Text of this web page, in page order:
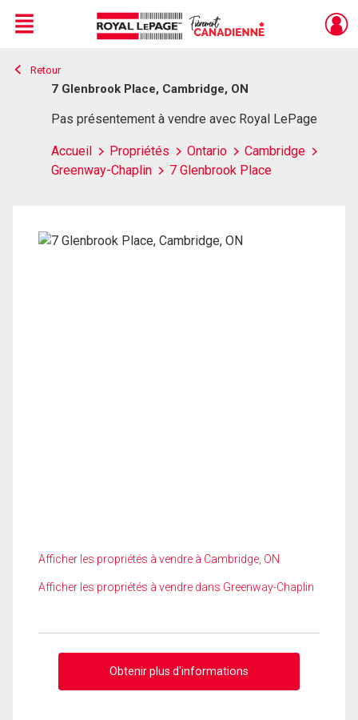
Live
En Direct
Menu
Retour
7 Glenbrook Place, Cambridge, ON
Pas présentement à vendre avec Royal LePage
Accueil Propriétés Ontario
Cambridge
Greenway-Chaplin
7 Glenbrook Place
Afficher les propriétés à vendre à Cambridge, ON
Afficher les propriétés à vendre dans Greenway-Chaplin
Obtenir plus d'informations